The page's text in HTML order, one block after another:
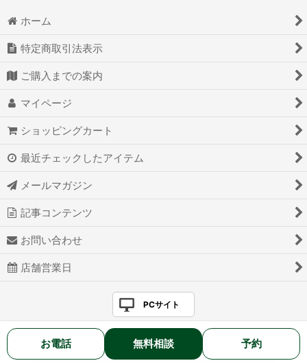
お電話 無料相談 予約
ホーム
特定商取引法表示
ご購入までの案内
マイページ
ショッピングカート
最近チェックしたアイテム
メールマガジン
記事コンテンツ
お問い合わせ
店舗営業日
PCサイト
2025 BELL HOSHOKU Co., Ltd. All rights reserved.